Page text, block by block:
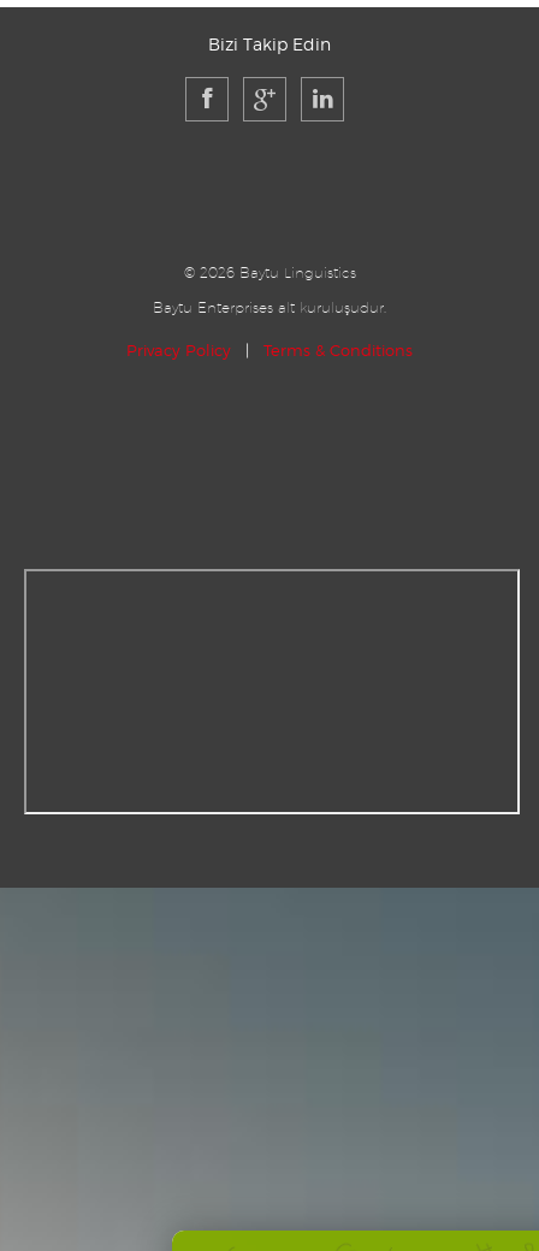
Bizi Takip Edin
© 2026 Baytu Linguistics
Baytu Enterprises alt kuruluşudur.
Privacy Policy | Terms & Conditions